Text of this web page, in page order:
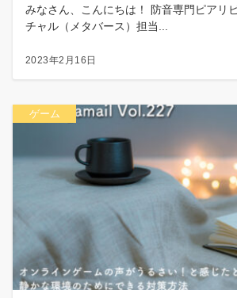
みなさん、こんにちは！ 防音専門ピアリ
チャル（メタバース）担当...
2023年2月16日
ゲーム